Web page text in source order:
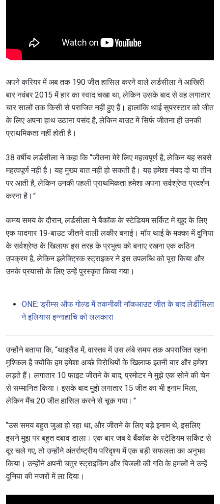
अपने करियर में अब तक 190 जीत हासिल करने वाले लर्डसीला ने आखिरी
बार नवंबर 2015 में हार का स्वाद चखा था, लेकिन उसके बाद से वह लगातार
चार सालों तक किसी से पराजित नहीं हुए हैं। हालांकि थाई सुपरस्टार को जीत
के लिए अपना हाथ उठाना पसंद है, लेकिन बाउट में सिर्फ जीतना ही उनकी
प्राथमिकता नहीं होती है।
38 वर्षीय लर्डसीला ने कहा कि “जीतना मेरे लिए महत्वपूर्ण है, लेकिन यह सबसे
महत्वपूर्ण नहीं है। यह मुख्य बात नहीं हो सकती है। यह हमेशा नंबद दो या तीन
पर आती है, लेकिन उनकी पहली प्राथमिकता हमेशा अपना सर्वश्रेष्ठ प्रदर्शन
करना है।”
कमय समय के दौरान, लर्डसीला ने बैंकॉक के स्टेडियम सर्किट में खुद के लिए
एक यादगार 19-बाउट जीतने वाली लकीर बनाई। मॉय थाई के मक्का में दुनिया
के सर्वश्रेष्ठ के खिलाफ इस तरह के प्रभुत्व को बनाए रखना एक कठिन
उपक्रम है, लेकिन इलेक्ट्रिक स्ट्राइकर ने इस उपलब्धि को पूरा किया और
उनके प्रयासों के लिए उन्हें पुरस्कृत किया गया।
ONE: ड्रीम्स ऑफ गोल्ड में तकनीकी नॉकआउट जीत के बाद लेर्डीसिला
ने इलियास इन्नाहाचि को ललकारा
उन्होंने बताया कि, “थाइलैंड में, वास्तव में उस लंबे समय तक अपराजित रहना
मुश्किल है क्योंकि हम हमेशा अच्छे विरोधियों के खिलाफ इतनी बार और हमेशा
लड़ते हैं। लगातार 10 फाइट जीतने के बाद, प्रमोटर ने मुझे एक सोने की चेन
से सम्मानित किया। इसके बाद मुझे लगातार 15 जीत का भी इनाम मिला,
लेकिन मैंच 20 जीत हासिल करने से चूक गया।”
“उस समय बहुत जुआ हो रहा था, और जीतने के लिए बड़े इनाम थे, इसलिए
इसने मुझ पर बहुत दबाव डाला। एक बार जब वे बैंकॉक के स्टेडियम सर्किट से
दूर चले गए, तो उन्होंने अंतर्राष्ट्रीय परिदृश्य में एक बड़ी सफलता का अनुभव
किया। उन्होंने अपनी चतुर स्ट्राइकिंग और बिजली की गति के हमलों ने उन्हें
दुनिया की नजरों में ला दिया।